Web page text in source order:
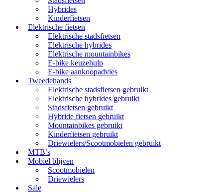
Hybrides
Kinderfietsen
Elektrische fietsen
Elektrische stadsfietsen
Elektrische hybrides
Elektrische mountainbikes
E-bike keuzehulp
E-bike aankoopadvies
Tweedehands
Elektrische stadsfietsen gebruikt
Elektrische hybrides gebruikt
Stadsfietsen gebruikt
Hybride fietsen gebruikt
Mountainbikes gebruikt
Kinderfietsen gebruikt
Driewielers/Scootmobielen gebruikt
MTB’s
Mobiel blijven
Scootmobielen
Driewielers
Sale